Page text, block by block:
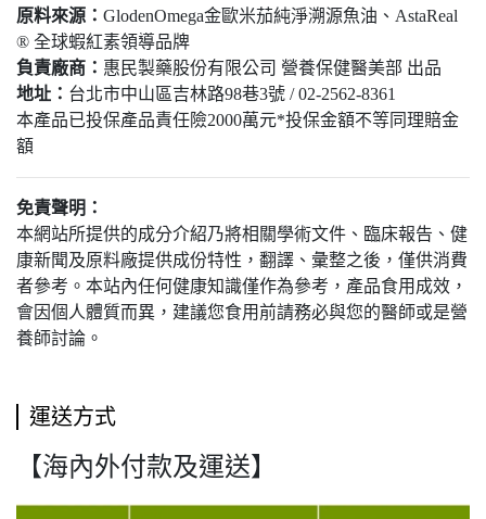
原料來源： GlodenOmega金歐米茄純淨溯源魚油、AstaReal
® 全球蝦紅素領導品牌
負責廠商： 惠民製藥股份有限公司 營養保健醫美部 出品
地址： 台北市中山區吉林路98巷3號 / 02-2562-8361
本產品已投保產品責任險2000萬元*投保金額不等同理賠金
額
免責聲明：
本網站所提供的成分介紹乃將相關學術文件、臨床報告、健
康新聞及原料廠提供成份特性，翻譯、彙整之後，僅供消費
者參考。本站內任何健康知識僅作為參考，產品食用成效，
會因個人體質而異，建議您食用前請務必與您的醫師或是營
養師討論。
運送方式
【海內外付款及運送】